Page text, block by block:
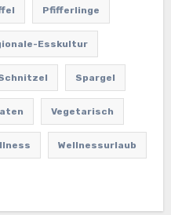
Pfifferlinge
Esskultur
Spargel
Vegetarisch
Wellnessurlaub